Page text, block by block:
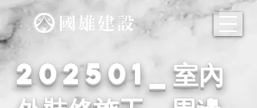
202501_室內